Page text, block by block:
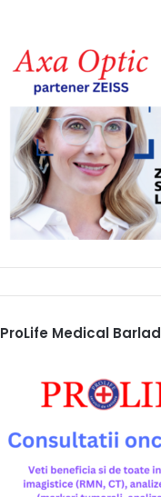
ProLife Medical Barlad